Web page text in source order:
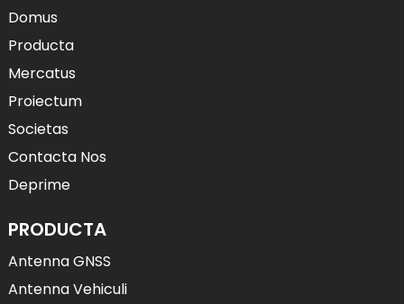
Domus
Producta
Mercatus
Proiectum
Societas
Contacta Nos
Deprime
PRODUCTA
Antenna GNSS
Antenna Vehiculi